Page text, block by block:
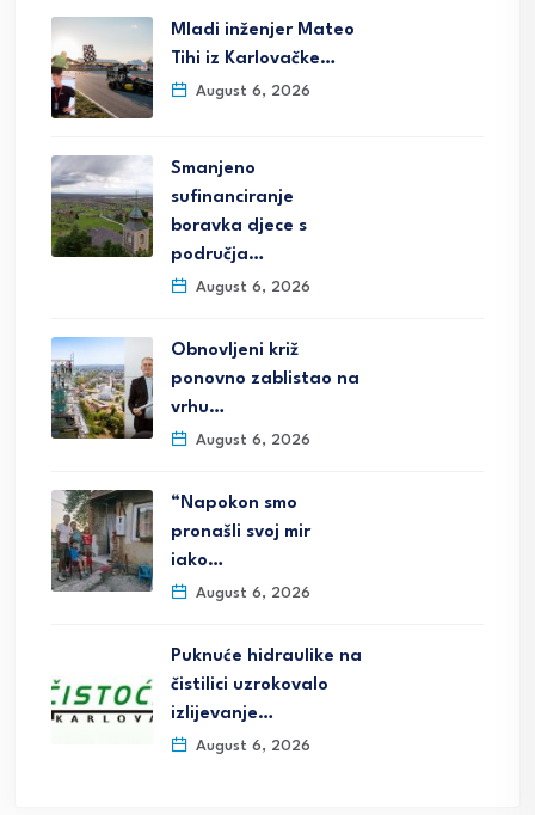
Mladi inženjer Mateo
Tihi iz Karlovačke…
August 6, 2026
Smanjeno
sufinanciranje
boravka djece s
područja…
August 6, 2026
Obnovljeni križ
ponovno zablistao na
vrhu…
August 6, 2026
“Napokon smo
pronašli svoj mir
iako…
August 6, 2026
Puknuće hidraulike na
čistilici uzrokovalo
izlijevanje…
August 6, 2026